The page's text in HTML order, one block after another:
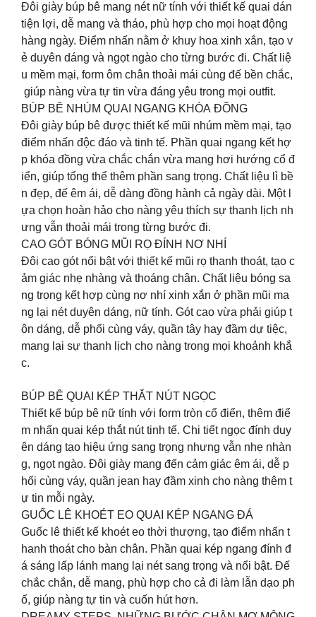
Đôi giày búp bê mang nét nữ tính với thiết kế quai dán
tiện lợi, dễ mang và tháo, phù hợp cho mọi hoạt động
hàng ngày. Điểm nhấn nằm ở khuy hoa xinh xắn, tạo v
ẻ duyên dáng và ngọt ngào cho từng bước đi. Chất liệ
u mềm mại, form ôm chân thoải mái cùng đế bền chắc,
giúp nàng vừa tự tin vừa đáng yêu trong mọi outfit.
BÚP BÊ NHÚM QUAI NGANG KHÓA ĐỒNG
Đôi giày búp bê được thiết kế mũi nhúm mềm mại, tạo
điểm nhấn độc đáo và tinh tế. Phần quai ngang kết hợ
p khóa đồng vừa chắc chắn vừa mang hơi hướng cổ đ
iển, giúp tổng thể thêm phần sang trọng. Chất liệu lì bề
n đẹp, đế êm ái, dễ dàng đồng hành cả ngày dài. Một l
ựa chọn hoàn hảo cho nàng yêu thích sự thanh lịch nh
ưng vẫn thoải mái trong từng bước đi.
CAO GÓT BÓNG MŨI RỌ ĐÍNH NƠ NHÍ
Đôi cao gót nổi bật với thiết kế mũi rọ thanh thoát, tạo c
ảm giác nhẹ nhàng và thoáng chân. Chất liệu bóng sa
ng trọng kết hợp cùng nơ nhí xinh xắn ở phần mũi ma
ng lại nét duyên dáng, nữ tính. Gót cao vừa phải giúp t
ôn dáng, dễ phối cùng váy, quần tây hay đầm dự tiệc,
mang lại sự thanh lịch cho nàng trong mọi khoảnh khắ
c.
BÚP BÊ QUAI KÉP THẮT NÚT NGỌC
Thiết kế búp bê nữ tính với form tròn cổ điển, thêm điể
m nhấn quai kép thắt nút tinh tế. Chi tiết ngọc đính duy
ên dáng tạo hiệu ứng sang trọng nhưng vẫn nhẹ nhàn
g, ngọt ngào. Đôi giày mang đến cảm giác êm ái, dễ p
hối cùng váy, quần jean hay đầm xinh cho nàng thêm t
ự tin mỗi ngày.
GUỐC LÊ KHOÉT EO QUAI KÉP NGANG ĐÁ
Guốc lê thiết kế khoét eo thời thượng, tạo điểm nhấn t
hanh thoát cho bàn chân. Phần quai kép ngang đính đ
á sáng lấp lánh mang lại nét sang trọng và nổi bật. Đế
chắc chắn, dễ mang, phù hợp cho cả đi làm lẫn dạo ph
ố, giúp nàng tự tin và cuốn hút hơn.